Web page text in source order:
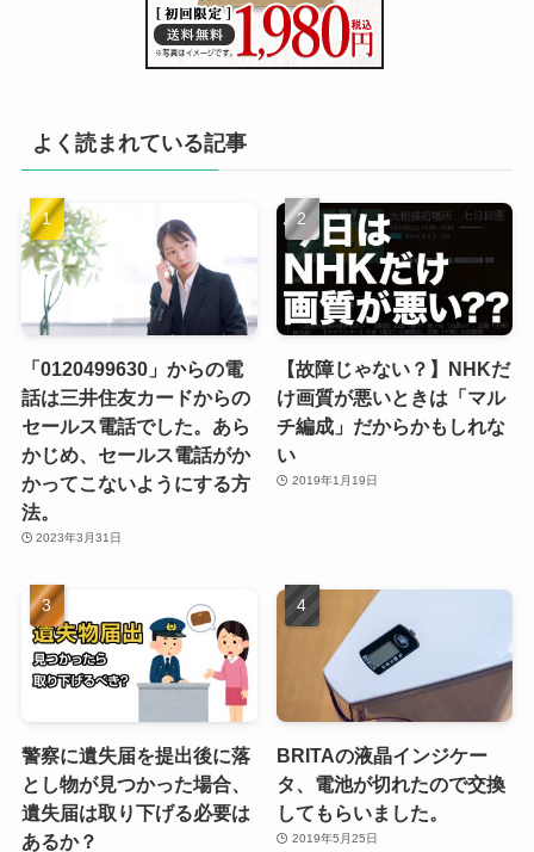
よく読まれている記事
「0120499630」からの電
話は三井住友カードからの
セールス電話でした。あら
かじめ、セールス電話がか
かってこないようにする方
法。
2023年3月31日
【故障じゃない？】NHKだ
け画質が悪いときは「マル
チ編成」だからかもしれな
い
2019年1月19日
警察に遺失届を提出後に落
とし物が見つかった場合、
遺失届は取り下げる必要は
あるか？
BRITAの液晶インジケー
タ、電池が切れたので交換
してもらいました。
2019年5月25日